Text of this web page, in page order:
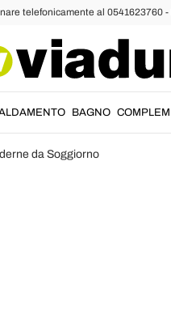
telefonicamente al 0541623760
BAGNO
da Soggiorno